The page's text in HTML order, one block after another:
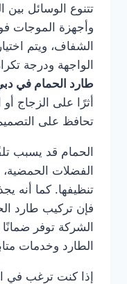
تتنوع الوسائل بين
وأجهزة الموجات
الشفاف، ويتم
الواجهة ودرجة
طارد الحمام في
أثرًا على الزجاج
تحافظ على
الحمام قد يسبب
الفضلات
تنظيفها. كما أنه
فإن تركيب طارد
الشركة توفر
الطارد وخدمات
إذا كنت ترغب في